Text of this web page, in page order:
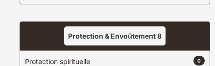
Protection & Envoûtement8
Protection spirituelle 0
Bordeaux
5.0
+221 77 392 64 18
Voir sur la carte